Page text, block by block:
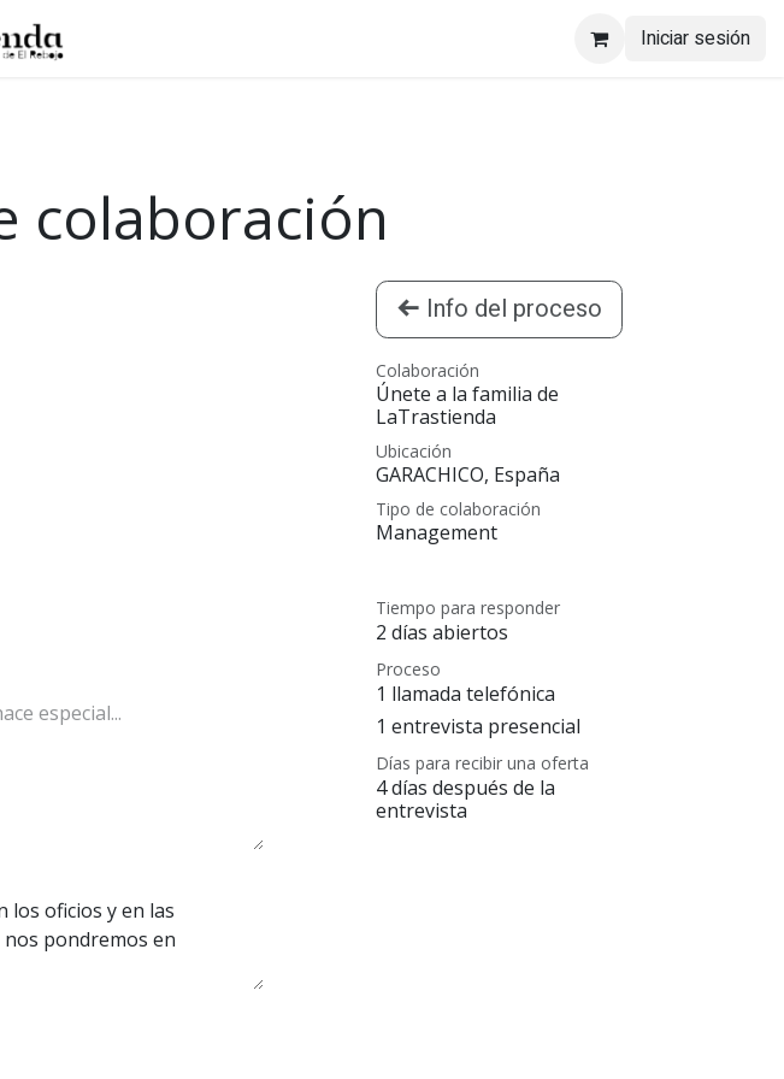
Iniciar sesión
colaboración
Info del proceso
Colaboración
Únete a la familia de
LaTrastienda
Ubicación
GARACHICO, España
Tipo de colaboración
Management
Tiempo para responder
2 días abiertos
Proceso
1 llamada telefónica
1 entrevista presencial
Días para recibir una oferta
4 días después de la
entrevista